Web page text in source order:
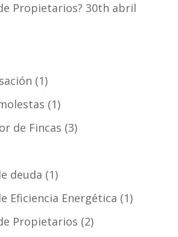
Propietarios? 30th abril
(1)
(1)
de Fincas (3)
deuda (1)
Eficiencia Energética (1)
Propietarios (2)